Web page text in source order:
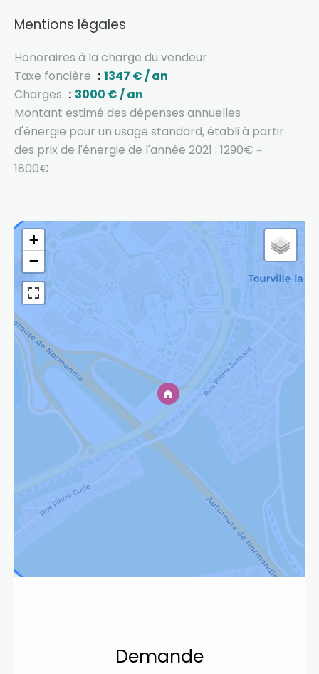
Mentions légales
Honoraires à la charge du vendeur
Taxe foncière
1347 € / an
Charges
3000 € / an
Montant estimé des dépenses annuelles
d'énergie pour un usage standard, établi à partir
des prix de l'énergie de l'année 2021 : 1290€ ~
1800€
+
−
Demande